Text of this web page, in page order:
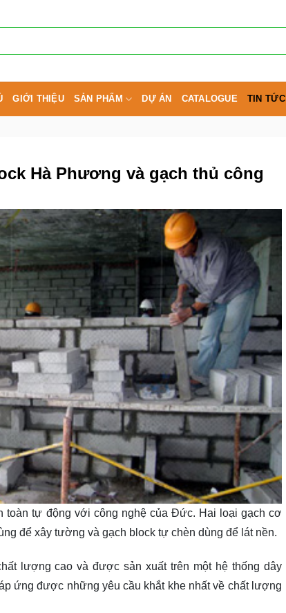
GIỚI THIỆU SẢN PHẨM DỰ ÁN CATALOGUE TIN TỨC
Hà Phương và gạch thủ công
toàn tự động với công nghệ của Đức. Hai loại gạch cơ
để xây tường và gạch block tự chèn dùng để lát nền.
lượng cao và được sản xuất trên một hệ thống dây
ứng được những yêu cầu khắt khe nhất về chất lượng